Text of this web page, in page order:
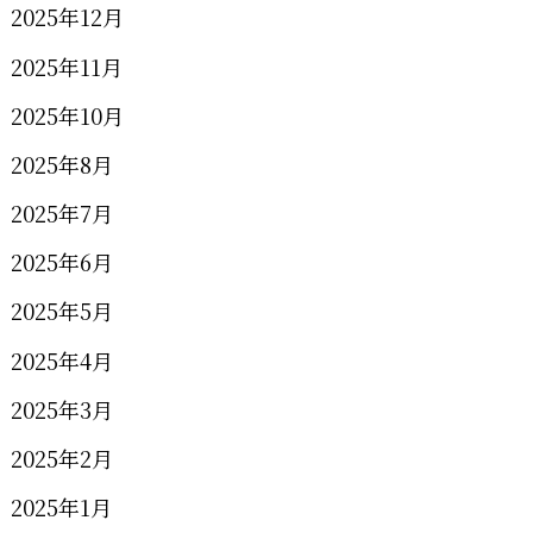
2025年12月
2025年11月
2025年10月
2025年8月
2025年7月
2025年6月
2025年5月
2025年4月
2025年3月
2025年2月
2025年1月